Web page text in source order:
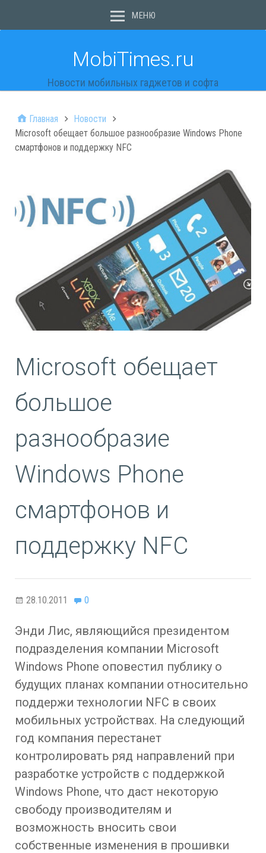
МЕНЮ
MobiTimes.ru
Новости мобильных гаджетов и софта
Главная
Новости
Microsoft обещает большое разнообразие Windows Phone
смартфонов и поддержку NFC
Microsoft обещает
большое
разнообразие
Windows Phone
смартфонов и
поддержку NFC
28.10.2011 0
Энди Лис, являющийся президентом
подразделения компании Microsoft
Windows Phone оповестил публику о
будущих планах компании относительно
поддержи технологии NFC в своих
мобильных устройствах. На следующий
год компания перестанет
контролировать ряд направлений при
разработке устройств с поддержкой
Windows Phone, что даст некоторую
свободу производителям и
возможность вносить свои
собственные изменения в прошивки